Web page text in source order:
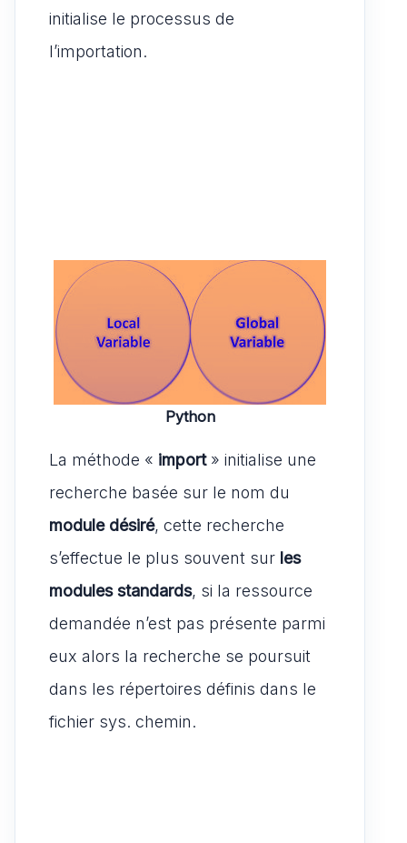
initialise le processus de
l’importation.
Python
La méthode « import» initialise une
recherche basée sur le nom du
module désiré, cette recherche
s’effectue le plus souvent sur les
modules standards, si la ressource
demandée n’est pas présente parmi
eux alors la recherche se poursuit
dans les répertoires définis dans le
fichier sys. chemin.